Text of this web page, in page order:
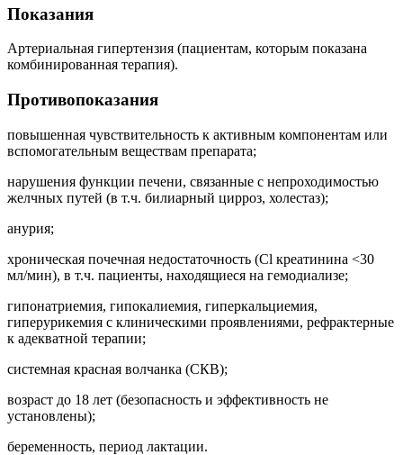
Показания
Артериальная гипертензия (пациентам, которым показана
комбинированная терапия).
Противопоказания
повышенная чувствительность к активным компонентам или
вспомогательным веществам препарата;
нарушения функции печени, связанные с непроходимостью
желчных путей (в т.ч. билиарный цирроз, холестаз);
анурия;
хроническая почечная недостаточность (Cl креатинина <30
мл/мин), в т.ч. пациенты, находящиеся на гемодиализе;
гипонатриемия, гипокалиемия, гиперкальциемия,
гиперурикемия с клиническими проявлениями, рефрактерные
к адекватной терапии;
системная красная волчанка (СКВ);
возраст до 18 лет (безопасность и эффективность не
установлены);
беременность, период лактации.